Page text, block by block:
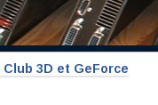
3D et GeForce